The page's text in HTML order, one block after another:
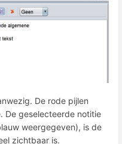
De rode pijlen
De geselecteerde notitie
weergegeven), is de
zichtbaar is.